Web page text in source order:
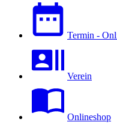
Termin -
Verein
Onlineshop